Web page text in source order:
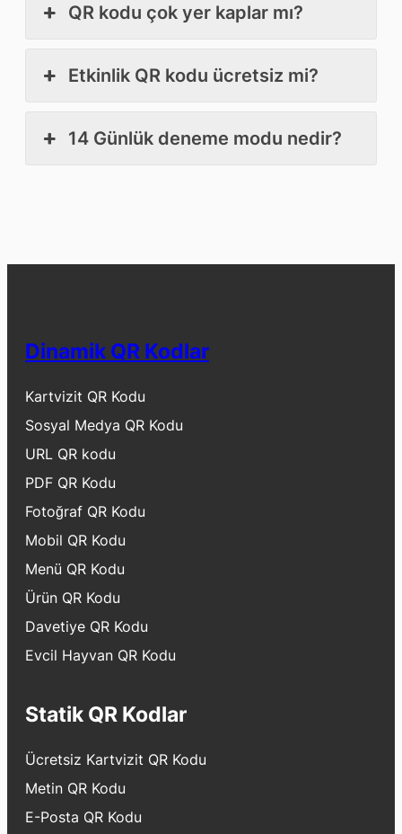
QR kodu çok yer kaplar mı?
Etkinlik QR kodu ücretsiz mi?
14 Günlük deneme modu nedir?
Dinamik QR Kodlar
Kartvizit QR Kodu
Sosyal Medya QR Kodu
URL QR kodu
PDF QR Kodu
Fotoğraf QR Kodu
Mobil QR Kodu
Menü QR Kodu
Ürün QR Kodu
Davetiye QR Kodu
Evcil Hayvan QR Kodu
Statik QR Kodlar
Ücretsiz Kartvizit QR Kodu
Metin QR Kodu
E-Posta QR Kodu